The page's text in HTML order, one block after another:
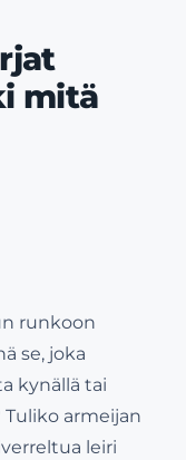
mitä
runkoon
se, joka
kynällä tai
Tuliko armeijan
leiri